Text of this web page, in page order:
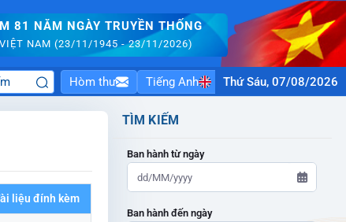
81 NĂM NGÀY TRUYỀN THỐNG
VIỆT NAM (23/11/1945 - 23/11/2026)
Hòm thư Tiếng Anh Thứ Sáu, 07/08/2026
liệu đính kèm
TÌM KIẾM
Ban hành từ ngày
Ban hành đến ngày